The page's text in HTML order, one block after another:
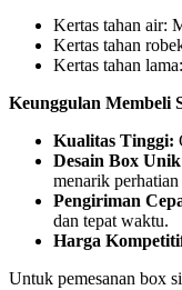
Kertas tahan air:
Kertas tahan
Kertas tahan
Keunggulan Membeli
Kualitas Tinggi:
Desain Box
menarik
Pengiriman
dan tepat waktu.
Harga
Untuk pemesanan box